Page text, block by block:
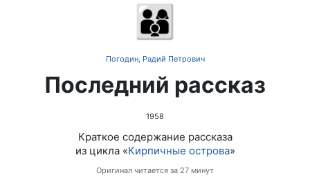
👨‍👩‍👦
Погодин, Радий Петрович
Последний рассказ
1958
Краткое содержание рассказа
из цикла «Кирпичные острова»
Оригинал читается за 27 минут